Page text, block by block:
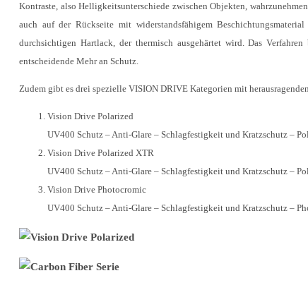
Kontraste, also Helligkeitsunterschiede zwischen Objekten,
auch auf der Rückseite mit widerstandsfähigem
durchsichtigen Hartlack, der thermisch ausgehärtet wird. Das
entscheidende Mehr an Schutz.
Zudem gibt es drei spezielle VISION DRIVE Kategorien mit
Vision Drive Polarized
UV400 Schutz – Anti-Glare – Schlagfestigkeit und Kratzschutz –
Vision Drive Polarized XTR
UV400 Schutz – Anti-Glare – Schlagfestigkeit und Kratzschutz –
Vision Drive Photocromic
UV400 Schutz – Anti-Glare – Schlagfestigkeit und Kratzschutz –